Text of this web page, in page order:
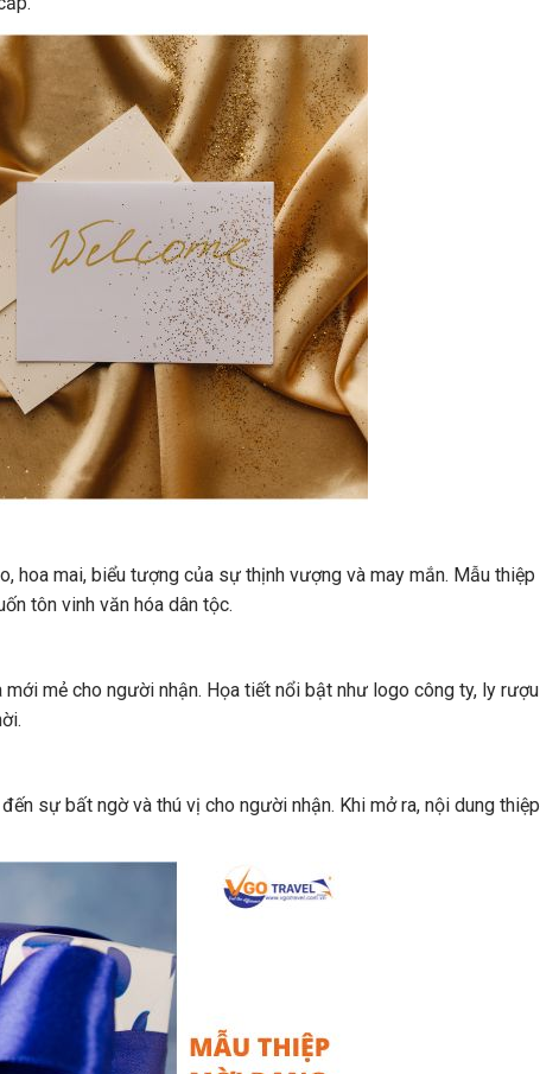
hoa mai, biểu tượng của sự thịnh vượng và may mắn. Mẫu thiệp
tôn vinh văn hóa dân tộc.
mẻ cho người nhận. Họa tiết nổi bật như logo công ty, ly rượu
sự bất ngờ và thú vị cho người nhận. Khi mở ra, nội dung thiệp